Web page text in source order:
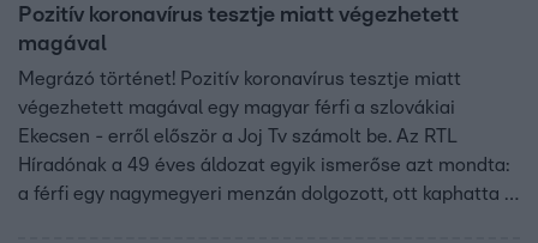
Pozitív koronavírus tesztje miatt végezhetett
magával
Megrázó történet! Pozitív koronavírus tesztje miatt
végezhetett magával egy magyar férfi a szlovákiai
Ekecsen - erről először a Joj Tv számolt be. Az RTL
Híradónak a 49 éves áldozat egyik ismerőse azt mondta:
a férfi egy nagymegyeri menzán dolgozott, ott kaphatta el